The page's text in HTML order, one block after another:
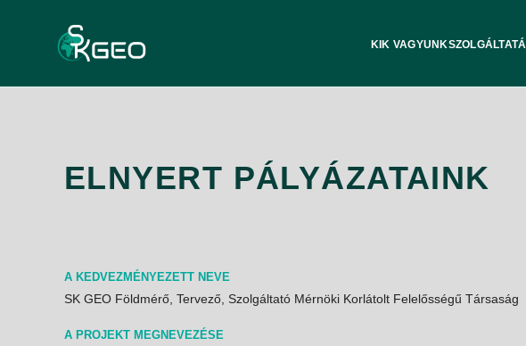
KIK VAGYUNK
ELNYERT PÁLYÁZATAINK
A KEDVEZMÉNYEZETT NEVE
SK GEO Földmérő, Tervező, Szolgáltató Mérnöki Korlátolt Felelősségű Társaság
A PROJEKT MEGNEVEZÉSE